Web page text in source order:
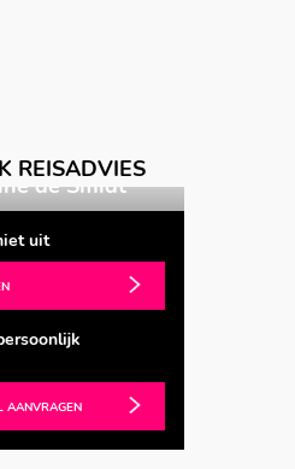
REISADVIES
Katrijn Berends
uit
AANVRAGEN